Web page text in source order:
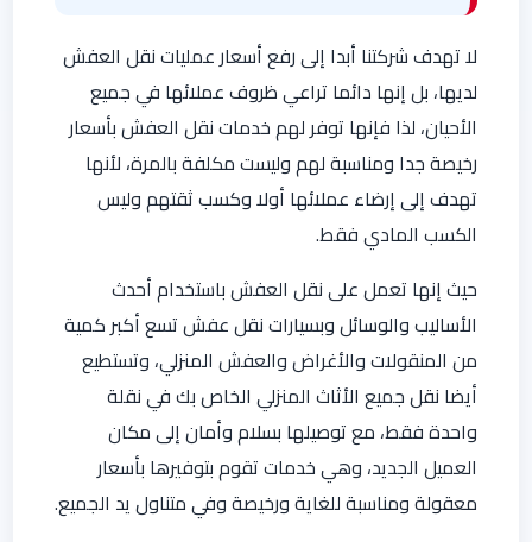
لا تهدف شركتنا أبدا إلى رفع أسعار عمليات نقل العفش
لديها، بل إنها دائما تراعي ظروف عملائها في جميع
الأحيان، لذا فإنها توفر لهم خدمات نقل العفش بأسعار
رخيصة جدا ومناسبة لهم وليست مكلفة بالمرة، لأنها
تهدف إلى إرضاء عملائها أولا وكسب ثقتهم وليس
الكسب المادي فقط.
حيث إنها تعمل على نقل العفش باستخدام أحدث
الأساليب والوسائل وبسيارات نقل عفش تسع أكبر كمية
من المنقولات والأغراض والعفش المنزلي، وتستطيع
أيضا نقل جميع الأثاث المنزلي الخاص بك في نقلة
واحدة فقط، مع توصيلها بسلام وأمان إلى مكان
العميل الجديد، وهي خدمات تقوم بتوفيرها بأسعار
معقولة ومناسبة للغاية ورخيصة وفي متناول يد الجميع.